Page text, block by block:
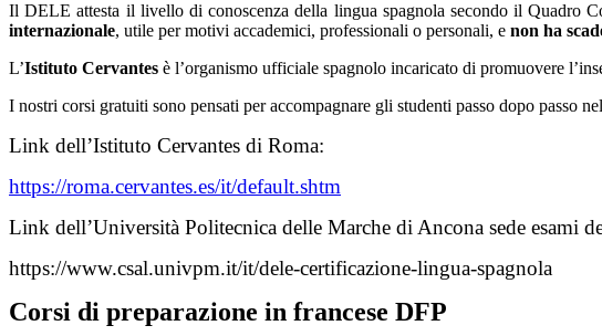
Il DELE attesta il livello di conoscenza della lingua spagnola secondo il
internazionale, utile per motivi accademici, professionali o personali, e non ha
L’Istituto Cervantes è l’organismo ufficiale spagnolo incaricato di promuovere
I nostri corsi gratuiti sono pensati per accompagnare gli studenti passo dopo passo
Link dell’Istituto Cervantes di Roma:
https://roma.cervantes.es/it/default.shtm
Link dell’Università Politecnica delle Marche di Ancona sede esami
https://www.csal.univpm.it/it/dele-certificazione-lingua-spagnola
Corsi di preparazione in francese DFP